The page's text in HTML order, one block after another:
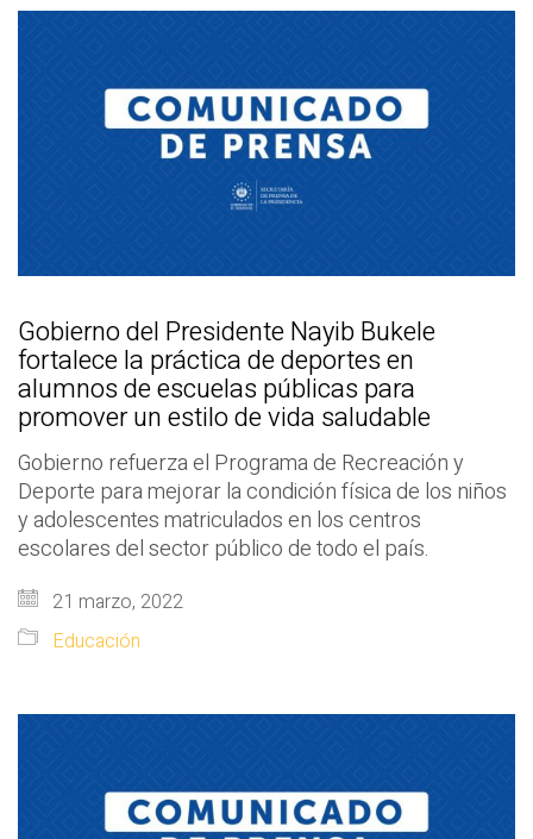
Gobierno del Presidente Nayib Bukele
fortalece la práctica de deportes en
alumnos de escuelas públicas para
promover un estilo de vida saludable
Gobierno refuerza el Programa de Recreación y
Deporte para mejorar la condición física de los niños
y adolescentes matriculados en los centros
escolares del sector público de todo el país.
21 marzo, 2022
Educación